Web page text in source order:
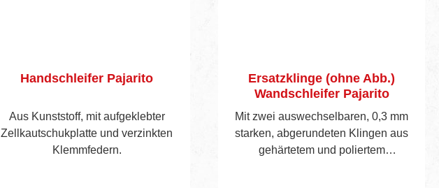
Handschleifer Pajarito
Aus Kunststoff, mit aufgeklebter
Zellkautschukplatte und verzinkten
Klemmfedern.
Ersatzklinge (ohne Abb.)
Wandschleifer Pajarito
Mit zwei auswechselbaren, 0,3 mm
starken, abgerundeten Klingen aus
gehärtetem und poliertem